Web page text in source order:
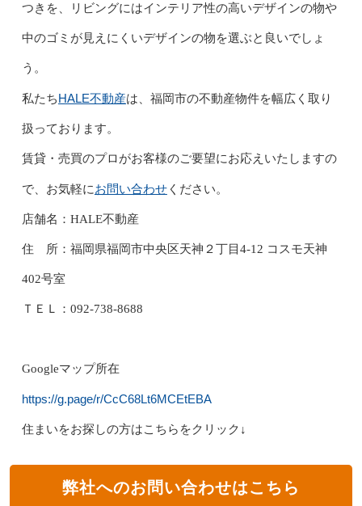
つきを、リビングにはインテリア性の高いデザインの物や
中のゴミが見えにくいデザインの物を選ぶと良いでしょ
う。
私たちHALE不動産は、福岡市の不動産物件を幅広く取り
扱っております。
賃貸・売買のプロがお客様のご要望にお応えいたしますの
で、お気軽にお問い合わせください。
店舗名：HALE不動産
住 所：福岡県福岡市中央区天神２丁目4-12 コスモ天神
402号室
ＴＥＬ：092-738-8688
Googleマップ所在
https://g.page/r/CcC68Lt6MCEtEBA
住まいをお探しの方はこちらをクリック↓
弊社へのお問い合わせはこちら